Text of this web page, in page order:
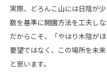
実際、どろんこ山には日陰が
数を基準に開園方法を工夫し
だからこそ、「やはり木陰が
要望ではなく、この場所を未
と思います。